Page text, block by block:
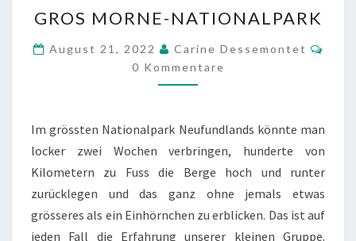
k
MORNE-
NATIONALPARK
GROS MORNE-NATIONALPARK
August 21, 2022 Carine Dessemontet
0 Kommentare
Im grössten Nationalpark Neufundlands könnte man
locker zwei Wochen verbringen, hunderte von
Kilometern zu Fuss die Berge hoch und runter
zurücklegen und das ganz ohne jemals etwas
grösseres als ein Einhörnchen zu erblicken. Das ist auf
jeden Fall die Erfahrung unserer kleinen Gruppe.